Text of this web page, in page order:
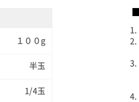
１００g
半玉
1/4玉